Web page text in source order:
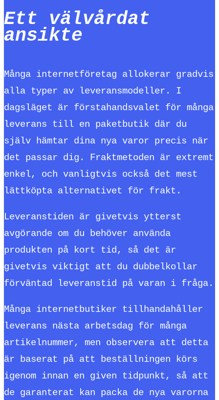
Ett välvårdat
ansikte
Många internetföretag allokerar gradvis
alla typer av leveransmodeller. I
dagsläget är förstahandsvalet för många
leverans till en paketbutik där du
själv hämtar dina nya varor precis när
det passar dig. Fraktmetoden är extremt
enkel, och vanligtvis också det mest
lättköpta alternativet för frakt.
Leveranstiden är givetvis ytterst
avgörande om du behöver använda
produkten på kort tid, så det är
givetvis viktigt att du dubbelkollar
förväntad leveranstid på varan i fråga.
Många internetbutiker tillhandahåller
leverans nästa arbetsdag för många
artikelnummer, men observera att detta
är baserat på att beställningen körs
igenom innan en given tidpunkt, så att
de garanterat kan packa de nya varorna